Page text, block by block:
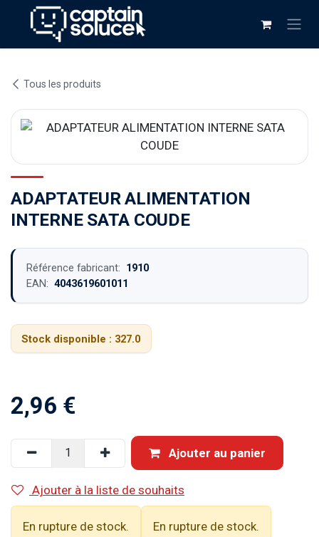
Se rendre au contenu
Tous les produits
ADAPTATEUR ALIMENTATION
INTERNE SATA COUDE
Référence fabricant: 1910
EAN: 4043619601011
Stock disponible : 327.0
2,96 €
Ajouter au panier
Ajouter à la liste de souhaits
En rupture de stock. En rupture de stock.